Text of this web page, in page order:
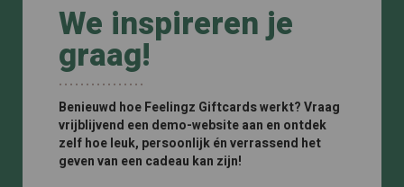
We inspireren je
graag!
Benieuwd hoe Feelingz Giftcards werkt? Vraag
vrijblijvend een demo-website aan en ontdek
zelf hoe leuk, persoonlijk én verrassend het
geven van een cadeau kan zijn!